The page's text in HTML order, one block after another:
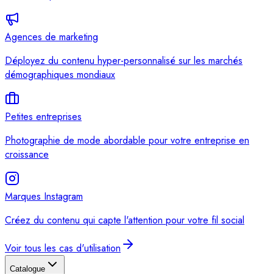
Agences de marketing
Déployez du contenu hyper-personnalisé sur les marchés
démographiques mondiaux
Petites entreprises
Photographie de mode abordable pour votre entreprise en
croissance
Marques Instagram
Créez du contenu qui capte l'attention pour votre fil social
Voir tous les cas d'utilisation
Catalogue